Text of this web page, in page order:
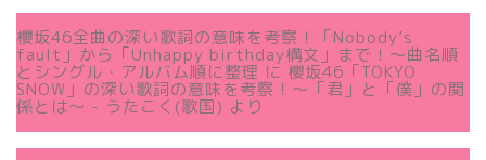
櫻坂46全曲の深い歌詞の意味を考察！「Nobody’s
fault」から「Unhappy birthday構文」まで！〜曲名順
とシングル・アルバム順に整理 に 櫻坂46「TOKYO
SNOW」の深い歌詞の意味を考察！〜「君」と「僕」の関
係とは～ - うたこく(歌国) より